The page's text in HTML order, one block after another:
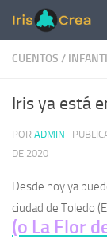
Saltar al
CUENTOS /
Iris ya está
POR ADMIN ·
DE 2020
Desde hoy ya
ciudad de Toledo
(o La Flor